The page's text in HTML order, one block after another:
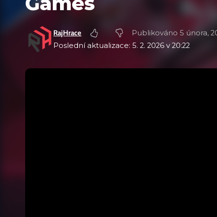
Poslední aktualizace: 5. 2. 2026 v 20:22
RajHrace Publikováno 5 února,